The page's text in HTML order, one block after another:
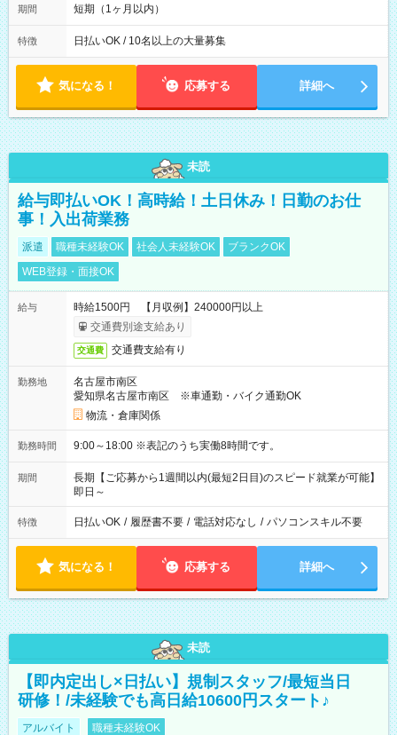
※週3~5日勤務(勤務日数応相談) ※期間前から勤務スタートも可
り ※夜勤シフトあり
期間 短期（1ヶ月以内）
特徴 日払いOK / 10名以上の大量募集
気になる！ 応募する 詳細へ
未読
給与即払いOK！高時給！土日休み！日勤のお仕
事！入出荷業務
派遣 職種未経験OK 社会人未経験OK
ブランクOK
WEB登録・面接OK
給与
時給1500円 【月収例】240000円以上
交通費別途支給あり
交通費 交通費支給有り
勤務地
名古屋市南区
愛知県名古屋市南区 ※車通勤・バイク通勤OK
物流・倉庫関係
勤務時間 9:00～18:00 ※表記のうち実働8時間です。
期間
長期【ご応募から1週間以内(最短2日目)のスピード就業が可能】
即日～
特徴 日払いOK / 履歴書不要 / 電話対応なし / パソコンスキル不要
気になる！ 応募する 詳細へ
未読
【即内定出し×日払い】規制スタッフ/最短当日
研修！/未経験でも高日給10600円スタート♪
アルバイト 職種未経験OK